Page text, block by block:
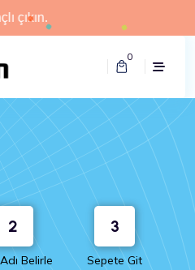
0
2
Belirle
3
Sepete Git